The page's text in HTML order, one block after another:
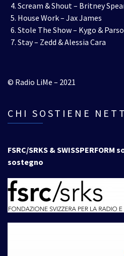
Scream & Shout – Britney
House Work – Jax James
Stole The Show – Kygo &
Stay – Zedd & Alessia Cara
© Radio LiMe – 2021
CHI SOSTIENE
FSRC/SRKS &
sostegno